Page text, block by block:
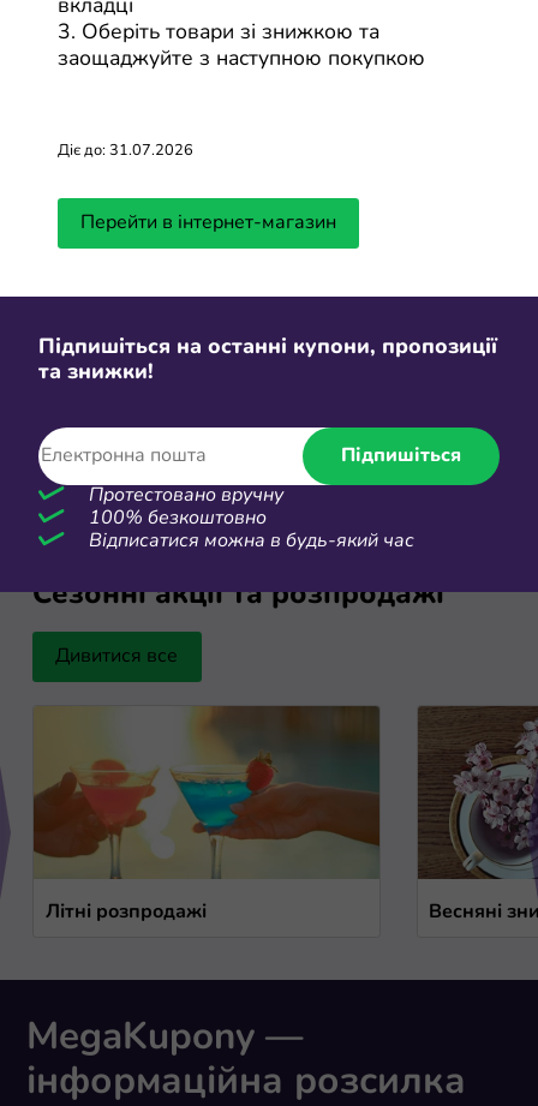
TOM: всі купони
Як купувати на Temu Україна?
Покрокова інструкція
Оновлено: 10.03.2026
Як
Україні?
Сезонні акції та розпродажі
Дивитися все
Літні розпродажі Весняні
MegaKupony —
інформаційна розсилка
вкладці
3. Оберіть товари зі знижкою та
заощаджуйте з наступною покупкою
Діє до: 31.07.2026
Перейти в інтернет-магазин
Підпишіться на останні купони, пропозиції
та знижки!
Підпишіться
Протестовано вручну
100% безкоштовно
Відписатися можна в будь-який час